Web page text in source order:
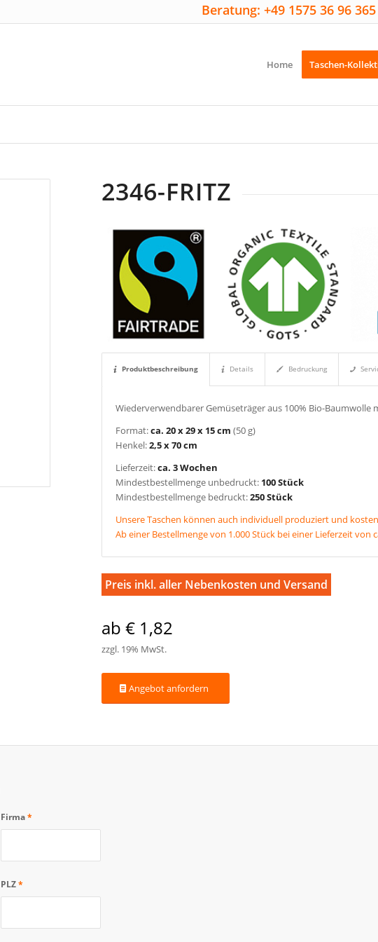
Beratung: +49 1575 36 96
Home Taschen-
2346-FRITZ
Produktbeschreibung Details Bedruckung
Wiederverwendbarer Gemüseträger aus 100% Bio-Baumwolle
Format:ca. 20 x 29 x 15 cm (50 g)
Henkel:2,5 x 70 cm
Lieferzeit:ca. 3 Wochen
Mindestbestellmenge unbedruckt: 100 Stück
Mindestbestellmenge bedruckt:250 Stück
Unsere Taschen können auch individuell produziert und
Ab einer Bestellmenge von 1.000 Stück bei einer Lieferzeit von
Preis inkl. aller Nebenkosten und Versand
ab € 1,82
zzgl. 19% MwSt.
Angebot anfordern
Firma*
PLZ*